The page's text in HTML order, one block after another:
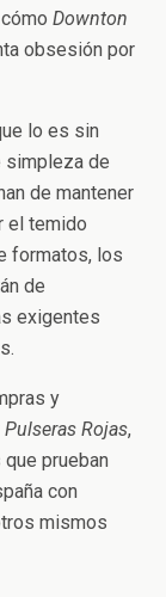
Downton
obsesión por
lo es sin
simpleza de
de mantener
el temido
formatos, los
de
exigentes
y
Pulseras Rojas,
prueban
con
mismos